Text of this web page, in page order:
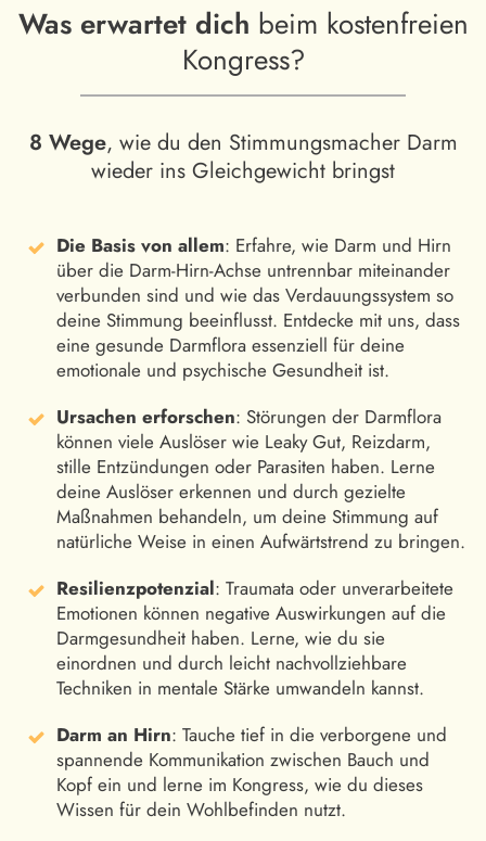
Was erwartet dich beim kostenfreien
Kongress?
8 Wege, wie du den Stimmungsmacher Darm
wieder ins Gleichgewicht bringst
Die Basis von allem: Erfahre, wie Darm und Hirn
über die Darm-Hirn-Achse untrennbar miteinander
verbunden sind und wie das Verdauungssystem so
deine Stimmung beeinflusst. Entdecke mit uns, dass
eine gesunde Darmflora essenziell für deine
emotionale und psychische Gesundheit ist.
Ursachen erforschen: Störungen der Darmflora
können viele Auslöser wie Leaky Gut, Reizdarm,
stille Entzündungen oder Parasiten haben. Lerne
deine Auslöser erkennen und durch gezielte
Maßnahmen behandeln, um deine Stimmung auf
natürliche Weise in einen Aufwärtstrend zu bringen.
Resilienzpotenzial: Traumata oder unverarbeitete
Emotionen können negative Auswirkungen auf die
Darmgesundheit haben. Lerne, wie du sie
einordnen und durch leicht nachvollziehbare
Techniken in mentale Stärke umwandeln kannst.
Darm an Hirn: Tauche tief in die verborgene und
spannende Kommunikation zwischen Bauch und
Kopf ein und lerne im Kongress, wie du dieses
Wissen für dein Wohlbefinden nutzt.